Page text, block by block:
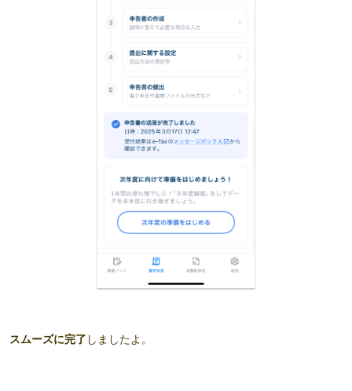
スムーズに完了 しましたよ。